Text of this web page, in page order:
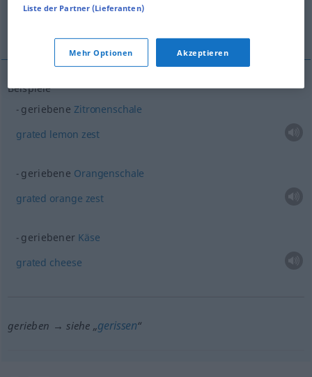
Beispiele
geriebeneZitronenschale
grated lemon zest
geriebene Orangenschale
grated orange zest
geriebener Käse
grated cheese
gerieben → siehe „gerissen“
Liste der Partner (Lieferanten)
Mehr Optionen Akzeptieren